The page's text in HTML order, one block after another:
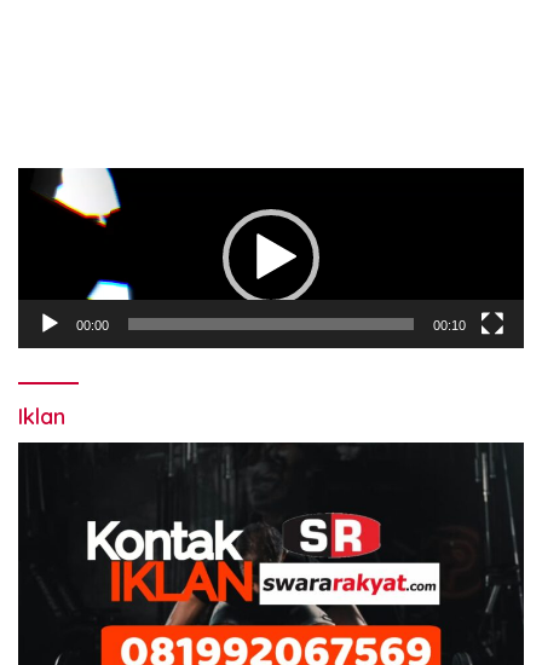
Pemutar
Video
00:00 00:10
Iklan